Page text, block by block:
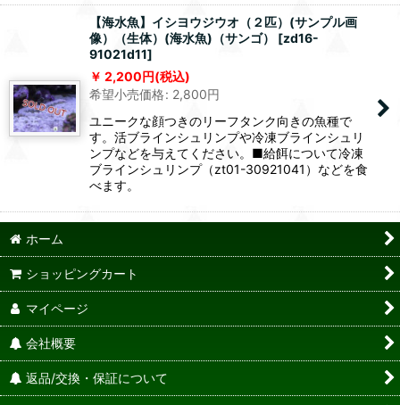
【海水魚】イシヨウジウオ（２匹）(サンプル画
像）（生体）(海水魚)（サンゴ）
[zd16-
91021d11]
2,200円(税込)
希望小売価格: 2,800円
ユニークな顔つきのリーフタンク向きの魚種で
す。活ブラインシュリンプや冷凍ブラインシュリ
ンプなどを与えてください。■給餌について冷凍
ブラインシュリンプ（zt01-30921041）などを食
べます。
ホーム
ショッピングカート
マイページ
会社概要
返品/交換・保証について